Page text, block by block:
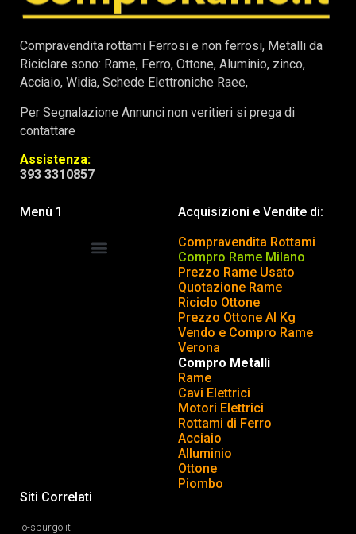
Compravendita rottami Ferrosi e non ferrosi, Metalli da
Riciclare sono: Rame, Ferro, Ottone, Aluminio, zinco,
Acciaio, Widia, Schede Elettroniche Raee,
Per Segnalazione Annunci non veritieri si prega di
contattare
Assistenza:
393 3310857
Menù 1
Acquisizioni e Vendite di:
Compravendita Rottami
Compro Rame Milano
Prezzo Rame Usato
Quotazione Rame
Riciclo Ottone
Prezzo Ottone Al Kg
Vendo e Compro Rame
Verona
Compro Metalli
Rame
Cavi Elettrici
Motori Elettrici
Rottami di Ferro
Acciaio
Alluminio
Ottone
Piombo
Siti Correlati
io-spurgo.it